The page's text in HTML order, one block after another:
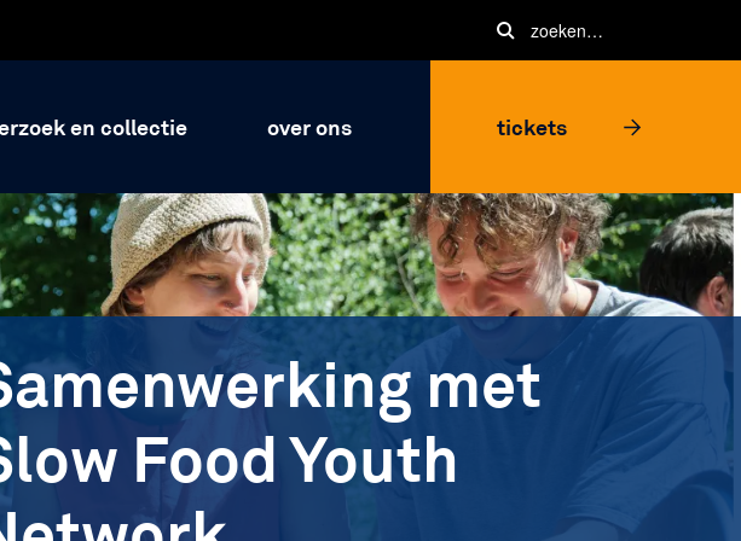
en collectie over ons tickets
met
Food Youth